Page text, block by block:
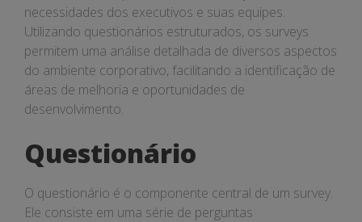
necessidades dos executivos e suas equipes.
Utilizando questionários estruturados, os surveys
permitem uma análise detalhada de diversos aspectos
do ambiente corporativo, facilitando a identificação de
áreas de melhoria e oportunidades de
desenvolvimento.
Questionário
O questionário é o componente central de um survey.
Ele consiste em uma série de perguntas